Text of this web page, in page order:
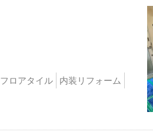
フロアタイル
内装リフォーム